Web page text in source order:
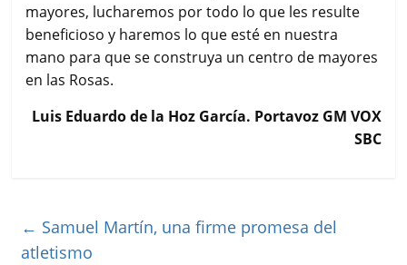
mayores, lucharemos por todo lo que les resulte
beneficioso y haremos lo que esté en nuestra
mano para que se construya un centro de mayores
en las Rosas.
Luis Eduardo de la Hoz García. Portavoz GM VOX
SBC
← Samuel Martín, una firme promesa del
atletismo